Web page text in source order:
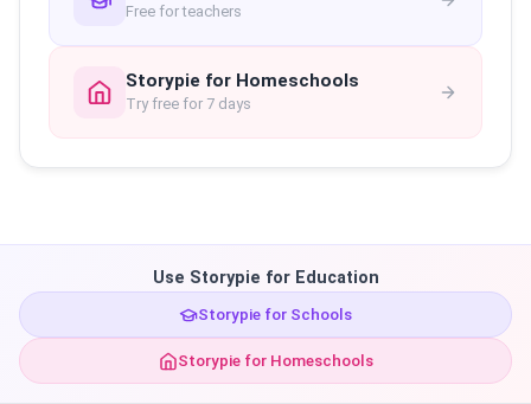
Free for teachers
Storypie for Homeschools
Try free for 7 days
Use Storypie for Education
Storypie for Schools
Storypie for Homeschools